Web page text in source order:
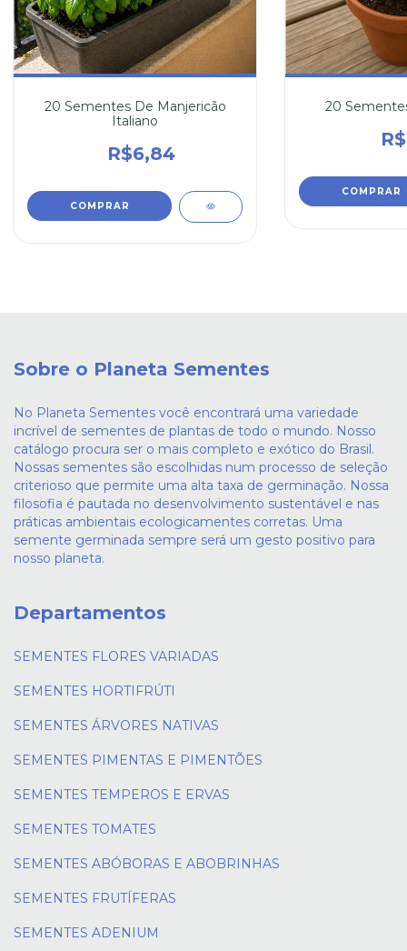
20 Sementes De Manjericão
Italiano
R$6,84
20
Sobre o Planeta Sementes
No Planeta Sementes você encontrará uma variedade
incrível de sementes de plantas de todo o mundo. Nosso
catálogo procura ser o mais completo e exótico do Brasil.
Nossas sementes são escolhidas num processo de seleção
criterioso que permite uma alta taxa de germinação. Nossa
filosofia é pautada no desenvolvimento sustentável e nas
práticas ambientais ecologicamentes corretas. Uma
semente germinada sempre será um gesto positivo para
nosso planeta.
Departamentos
SEMENTES FLORES VARIADAS
SEMENTES HORTIFRÚTI
SEMENTES ÁRVORES NATIVAS
SEMENTES PIMENTAS E PIMENTÕES
SEMENTES TEMPEROS E ERVAS
SEMENTES TOMATES
SEMENTES ABÓBORAS E ABOBRINHAS
SEMENTES FRUTÍFERAS
SEMENTES ADENIUM